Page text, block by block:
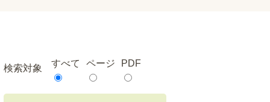
検索対象 すべて ページ PDF